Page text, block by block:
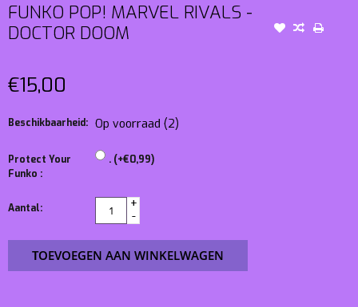
FUNKO POP! MARVEL RIVALS -
DOCTOR DOOM
€15,00
Beschikbaarheid: Op voorraad (2)
Protect Your
Funko :
. (+€0,99)
Aantal:
+
-
TOEVOEGEN AAN WINKELWAGEN